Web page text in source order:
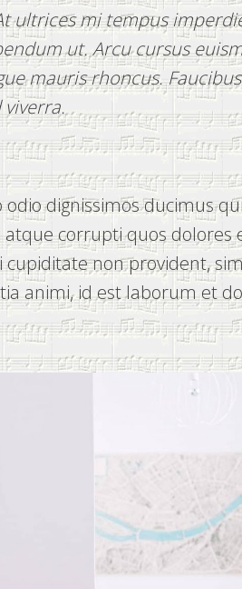
ultrices mi tempus
ut. Arcu cursus
mauris rhoncus.
viverra.
dignissimos ducimus
corrupti quos dolores
cupiditate non provident,
animi, id est laborum et